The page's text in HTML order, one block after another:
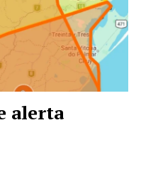
alerta